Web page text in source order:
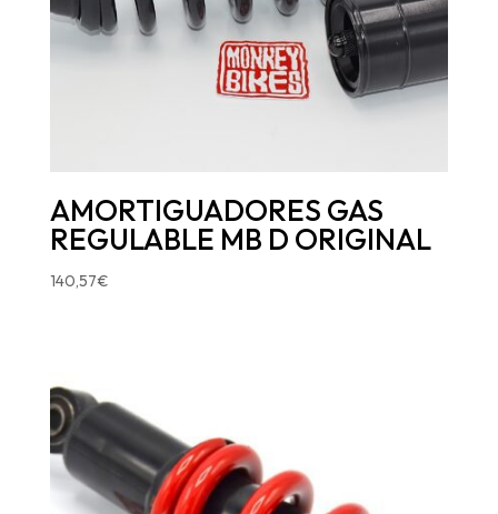
AMORTIGUADORES GAS
REGULABLE MB D ORIGINAL
140,57€